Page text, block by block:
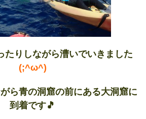
たりしながら漕いでいきました
(;^ω^)
ら青の洞窟の前にある大洞窟に
到着です🎵